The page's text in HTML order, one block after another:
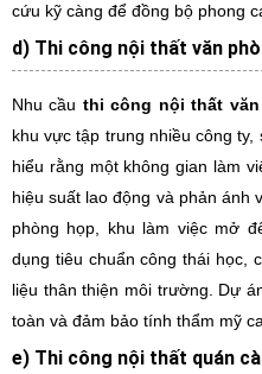
cứu kỹ càng để đồng bộ phong
d) Thi công nội thất văn
Nhu cầu thi công nội thất
khu vực tập trung nhiều công
hiểu rằng một không gian làm
hiệu suất lao động và phản ánh
phòng họp, khu làm việc mở
dụng tiêu chuẩn công thái học,
liệu thân thiện môi trường. Dự
toàn và đảm bảo tính thẩm mỹ
e) Thi công nội thất quán